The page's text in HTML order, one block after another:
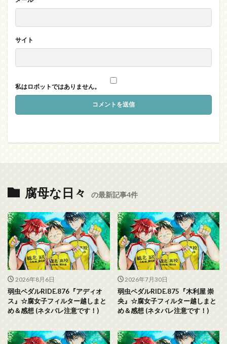
サイト
私はロボットではありません。
腐母な日々 の最新記事4件
2026年8月6日
弱虫ペダルRIDE.876『アディオ
ス』☆腐女子フィルター越しまと
め＆感想 (ネタバレ注意です！)
2026年7月30日
弱虫ペダルRIDE.875『木利屋 崇
央』☆腐女子フィルター越しまと
め＆感想 (ネタバレ注意です！)